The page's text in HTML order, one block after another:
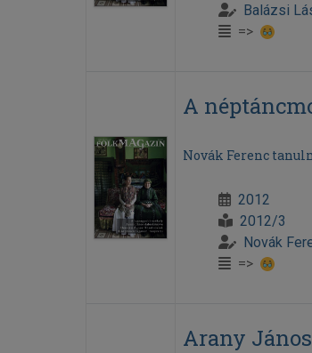
Balázsi
=>
A
Novák Ferenc
2012
2012/3
Novák
=>
Arany